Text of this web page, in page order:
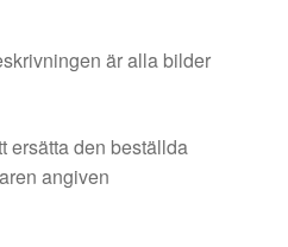
är alla bilder
ersätta den beställda
angiven